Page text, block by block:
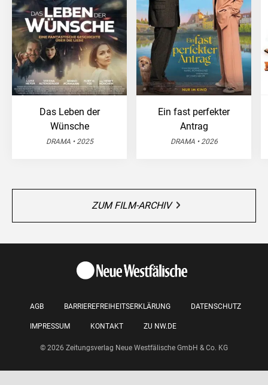
Das Leben der
Wünsche
DRAMA • 2025
Ein fast perfekter
Antrag
DRAMA • 2026
ZUM FILM-ARCHIV
AGB BARRIEREFREIHEITSERKLÄRUNG DATENSCHUTZ
IMPRESSUM KONTAKT ZU NW.DE
© 2026 Zeitungsverlag Neue Westfälische GmbH & Co. KG